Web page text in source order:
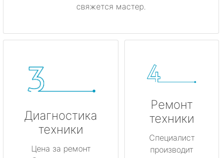
свяжется мастер.
Диагностика
техники
Цена за ремонт
Ремонт
техники
Специалист
производит